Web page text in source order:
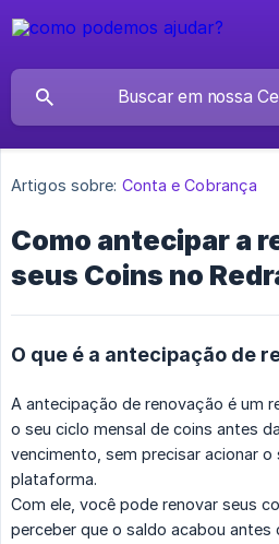
Artigos sobre: Conta e Cobrança
Como antecipar a
seus Coins no
O que é a antecipação de
A antecipação de renovação é um
o seu ciclo mensal de coins antes
vencimento, sem precisar acionar
plataforma.
Com ele, você pode renovar seus
perceber que o saldo acabou antes